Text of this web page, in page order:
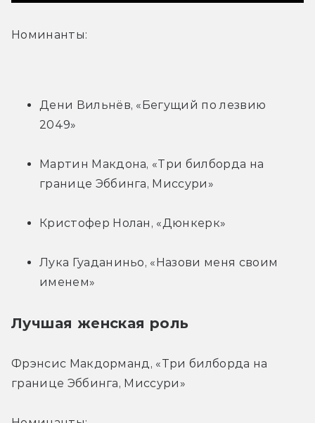
Номинанты:
Дени Вильнёв, «Бегущий по лезвию
2049»
Мартин Макдона, «Три билборда на
границе Эббинга, Миссури»
Кристофер Нолан, «Дюнкерк»
Лука Гуаданиньо, «Назови меня своим
именем»
Лучшая женская роль
Фрэнсис Макдорманд, «Три билборда на
границе Эббинга, Миссури»